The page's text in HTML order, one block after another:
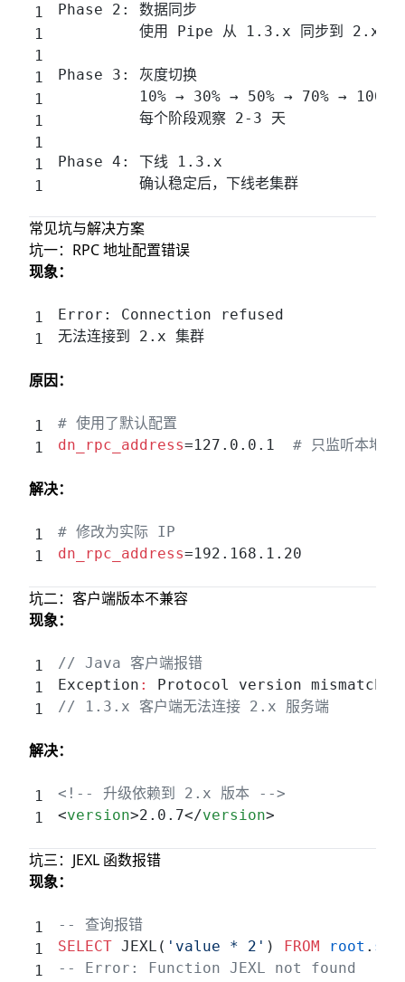
Phase 2: 数据同步
         使用 Pipe 从 1.3.x 同步到 2.x
Phase 3: 灰度切换
         10% → 30% → 50% → 70% → 100%
         每个阶段观察 2-3 天
Phase 4: 下线 1.3.x
         确认稳定后，下线老集群
常见坑与解决方案
坑一：RPC 地址配置错误
现象：
Error: Connection refused
无法连接到 2.x 集群
原因：
# 使用了默认配置
dn_rpc_address=127.0.0.1 # 只监听本地
解决：
# 修改为实际 IP
dn_rpc_address=192.168.1.20
坑二：客户端版本不兼容
现象：
// Java 客户端报错
Exception :
Protocol version mismatch
// 1.3.x 客户端无法连接 2.x 服务端
解决：
<!-- 升级依赖到 2.x 版本 -->
<version>2.0.7</version>
坑三：JEXL 函数报错
现象：
-- 查询报错
SELECT JEXL( 'value * 2' ) FROM root . sg
-- Error: Function JEXL not found